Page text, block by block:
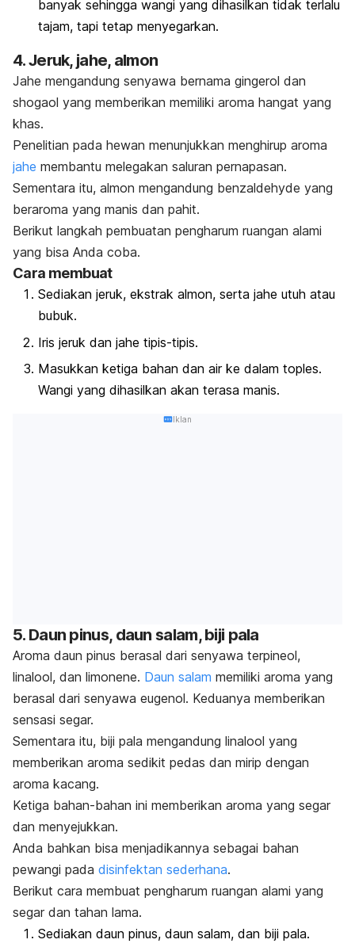
banyak sehingga wangi yang dihasilkan tidak terlalu
tajam, tapi tetap menyegarkan.
4. Jeruk, jahe, almon
Jahe mengandung senyawa bernama gingerol dan
shogaol yang memberikan memiliki aroma hangat yang
khas.
Penelitian pada hewan menunjukkan menghirup aroma
jahe membantu melegakan saluran pernapasan.
Sementara itu, almon mengandung benzaldehyde yang
beraroma yang manis dan pahit.
Berikut langkah pembuatan pengharum ruangan alami
yang bisa Anda coba.
Cara membuat
Sediakan jeruk, ekstrak almon, serta jahe utuh atau
bubuk.
Iris jeruk dan jahe tipis-tipis.
Masukkan ketiga bahan dan air ke dalam toples.
Wangi yang dihasilkan akan terasa manis.
Iklan
5. Daun pinus, daun salam, biji pala
Aroma daun pinus berasal dari senyawa terpineol,
linalool, dan limonene. Daun salam memiliki aroma yang
berasal dari senyawa eugenol. Keduanya memberikan
sensasi segar.
Sementara itu, biji pala mengandung linalool yang
memberikan aroma sedikit pedas dan mirip dengan
aroma kacang.
Ketiga bahan-bahan ini memberikan aroma yang segar
dan menyejukkan.
Anda bahkan bisa menjadikannya sebagai bahan
pewangi pada disinfektan sederhana.
Berikut cara membuat pengharum ruangan alami yang
segar dan tahan lama.
Sediakan daun pinus, daun salam, dan biji pala.